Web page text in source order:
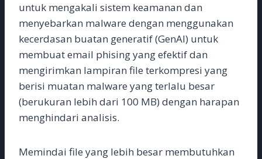
untuk mengakali sistem keamanan dan
menyebarkan malware dengan menggunakan
kecerdasan buatan generatif (GenAI) untuk
membuat email phising yang efektif dan
mengirimkan lampiran file terkompresi yang
berisi muatan malware yang terlalu besar
(berukuran lebih dari 100 MB) dengan harapan
menghindari analisis.
Memindai file yang lebih besar membutuhkan